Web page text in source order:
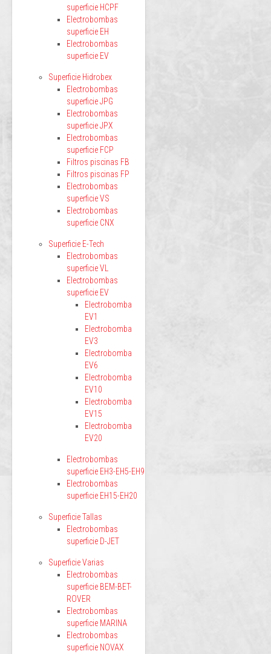
superficie HCPF
Electrobombas
superficie EH
Electrobombas
superficie EV
Superficie Hidrobex
Electrobombas
superficie JPG
Electrobombas
superficie JPX
Electrobombas
superficie FCP
Filtros piscinas FB
Filtros piscinas FP
Electrobombas
superficie VS
Electrobombas
superficie CNX
Superficie E-Tech
Electrobombas
superficie VL
Electrobombas
superficie EV
Electrobomba
EV1
Electrobomba
EV3
Electrobomba
EV6
Electrobomba
EV10
Electrobomba
EV15
Electrobomba
EV20
Electrobombas
superficie EH3-EH5-EH9
Electrobombas
superficie EH15-EH20
Superficie Tallas
Electrobombas
superficie D-JET
Superficie Varias
Electrobombas
superficie BEM-BET-
ROVER
Electrobombas
superficie MARINA
Electrobombas
superficie NOVAX